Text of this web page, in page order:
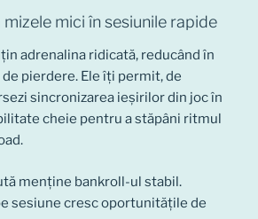
mici în sesiunile rapide
adrenalina ridicată, reducând în
pierdere. Ele îți permit, de
sincronizarea ieșirilor din joc în
cheie pentru a stăpâni ritmul
menține bankroll-ul stabil.
sesiune cresc oportunitățile de